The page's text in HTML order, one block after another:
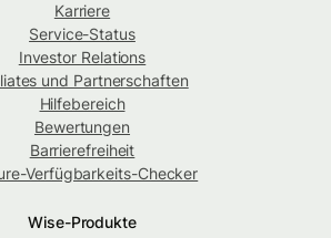
Karriere
Service-Status
Investor Relations
und Partnerschaften
Hilfebereich
Bewertungen
Barrierefreiheit
Verfügbarkeits-Checker
Wise-Produkte